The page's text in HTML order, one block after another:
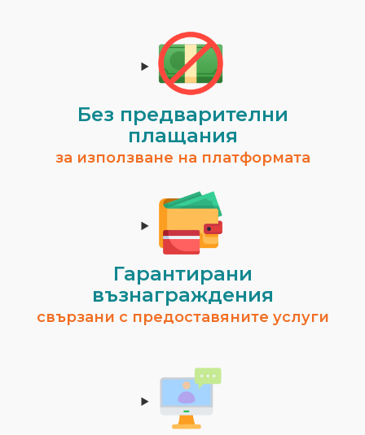
Без предварителни
плащания
за използване на платформата
Гарантирани
възнаграждения
свързани с предоставяните услуги